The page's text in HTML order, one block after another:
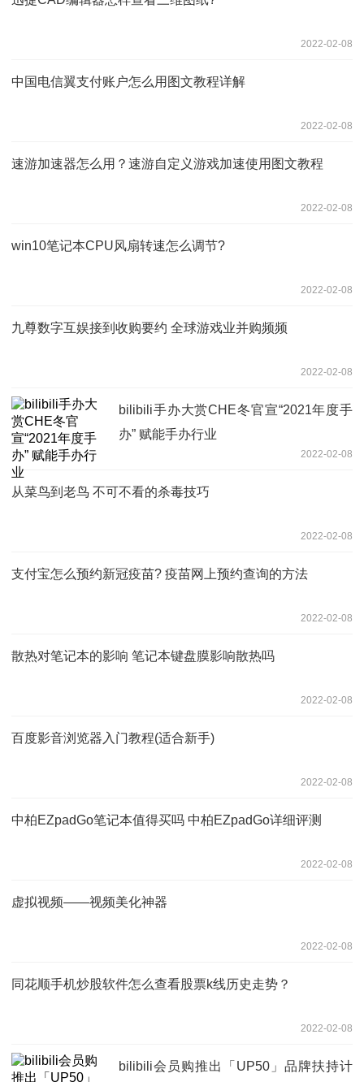
2022-02-08
中国电信翼支付账户怎么用图文教程详解
2022-02-08
速游加速器怎么用？速游自定义游戏加速使用图文教程
2022-02-08
win10笔记本CPU风扇转速怎么调节?
2022-02-08
九尊数字互娱接到收购要约 全球游戏业并购频频
2022-02-08
bilibili手办大赏CHE冬官宣“2021年度手
办” 赋能手办行业
2022-02-08
从菜鸟到老鸟 不可不看的杀毒技巧
2022-02-08
支付宝怎么预约新冠疫苗? 疫苗网上预约查询的方法
2022-02-08
散热对笔记本的影响 笔记本键盘膜影响散热吗
2022-02-08
百度影音浏览器入门教程(适合新手)
2022-02-08
中柏EZpadGo笔记本值得买吗 中柏EZpadGo详细评测
2022-02-08
虚拟视频——视频美化神器
2022-02-08
同花顺手机炒股软件怎么查看股票k线历史走势？
2022-02-08
bilibili会员购推出「UP50」品牌扶持计